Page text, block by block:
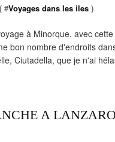
#Voyages dans les iles )
à Minorque, avec
bon nombre d'endroits
Ciutadella, que je n'ai
A